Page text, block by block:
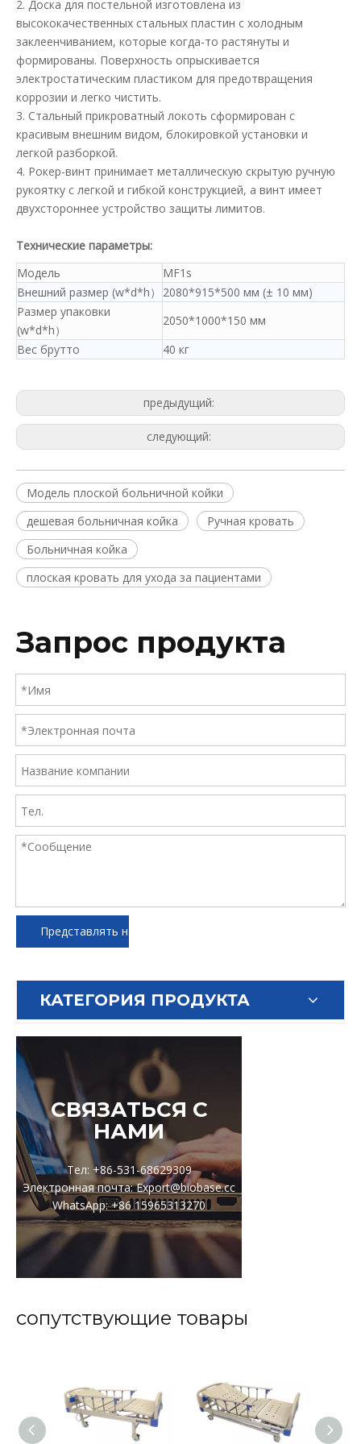
2. Доска для постельной изготовлена из
высококачественных стальных пластин с холодным
заклеенчиванием, которые когда-то растянуты и
формированы. Поверхность опрыскивается
электростатическим пластиком для предотвращения
коррозии и легко чистить.
3. Стальный прикроватный локоть сформирован с
красивым внешним видом, блокировкой установки и
легкой разборкой.
4. Рокер-винт принимает металлическую скрытую ручную
рукоятку с легкой и гибкой конструкцией, а винт имеет
двухстороннее устройство защиты лимитов.
Технические параметры:
Модель
MF1s
Внешний размер (w*d*h）
2080*915*500 мм (± 10 мм)
Размер упаковки
(w*d*h）
2050*1000*150 мм
Вес брутто
40 кг
предыдущий:
следующий:
Модель плоской больничной койки
дешевая больничная койка
Ручная кровать
Больничная койка
плоская кровать для ухода за пациентами
Запрос продукта
Представлять на рассмотрение
КАТЕГОРИЯ ПРОДУКТА
СВЯЗАТЬСЯ С
НАМИ
Тел: +86-531-68629309
Электронная почта: Export@biobase.cc
WhatsApp: +86 15965313270
сопутствующие товары